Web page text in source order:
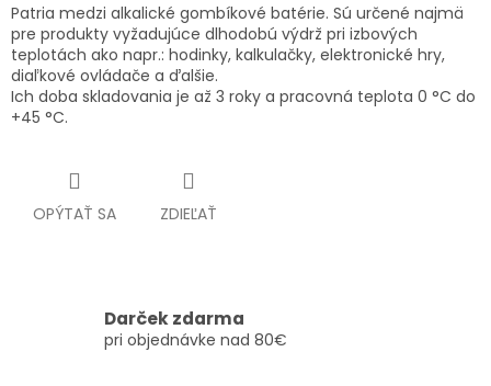
Patria medzi alkalické gombíkové batérie. Sú určené najmä
pre produkty vyžadujúce dlhodobú výdrž pri izbových
teplotách ako napr.: hodinky, kalkulačky, elektronické hry,
diaľkové ovládače a ďalšie.
Ich doba skladovania je až 3 roky a pracovná teplota 0 °C do
+45 °C.
OPÝTAŤ SA ZDIEĽAŤ
Darček zdarma
pri objednávke nad 80€